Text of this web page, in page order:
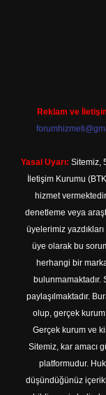
Reklam ve
Yasal Uyarı: Sitemiz,
İletişim Kurumu
hizmet
denetleme veya
üyelerimiz
üye olarak bu
herhangi bir
bulunmamaktadır.
paylaşılmaktadır.
olup, gerçek kurum
Gerçek kurum ve
Sitemiz, kar amacı
platformudur.
düşündüğünüz